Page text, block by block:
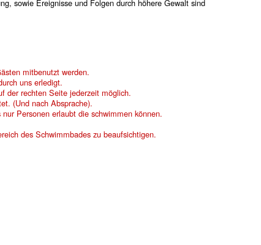
sowie Ereignisse und Folgen durch höhere Gewalt sind
mitbenutzt werden.
uns erledigt.
der rechten Seite jederzeit möglich.
(Und nach Absprache).
Personen erlaubt die schwimmen können.
des Schwimmbades zu beaufsichtigen.
erlaubt